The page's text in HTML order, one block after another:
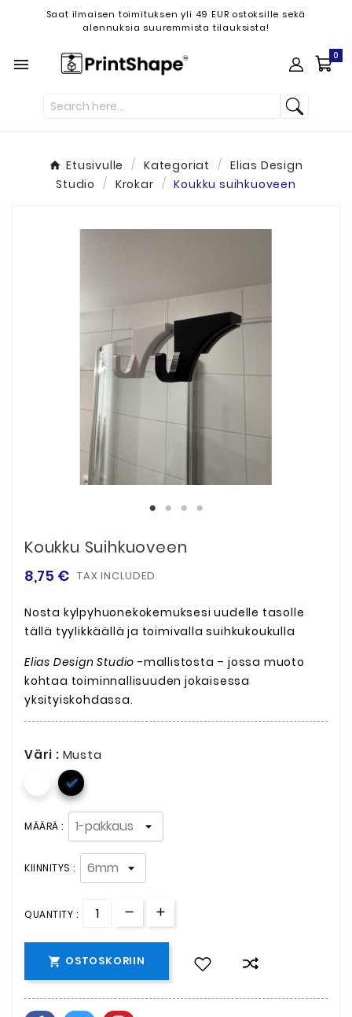
Saat ilmaisen toimituksen yli 49 EUR ostoksille sekä
alennuksia suuremmista tilauksista!
 0
Etusivulle Kategoriat
Elias Design
Studio
Krokar Koukku suihkuoveen
Koukku Suihkuoveen
8,75 € TAX INCLUDED
Nosta kylpyhuonekokemuksesi uudelle tasolle
tällä tyylikkäällä ja toimivalla suihkukoukulla
Elias Design Studio -mallistosta – jossa muoto
kohtaa toiminnallisuuden jokaisessa
yksityiskohdassa.
Väri : Musta

MÄÄRÄ :
KIINNITYS :
QUANTITY :
 OSTOSKORIIN